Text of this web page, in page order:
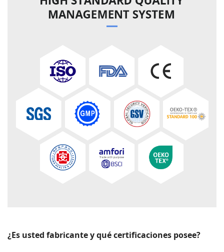
¿Es usted fabricante y qué certificaciones posee?